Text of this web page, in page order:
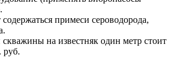
примеси сероводорода,
на известняк один метр стоит
руб.